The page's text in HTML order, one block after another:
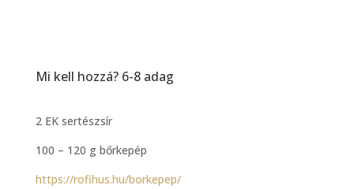
Mi kell hozzá? 6-8 adag
2 EK sertészsír
100 – 120 g bőrkepép
https://rofihus.hu/borkepep/